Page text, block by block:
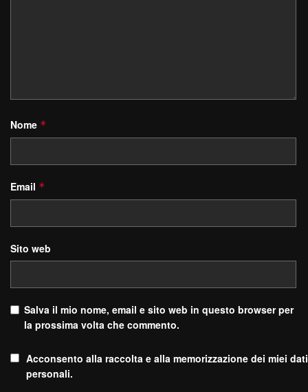
Nome *
Email *
Sito web
Salva il mio nome, email e sito web in questo browser per
la prossima volta che commento.
Acconsento alla raccolta e alla memorizzazione dei miei dati
personali.